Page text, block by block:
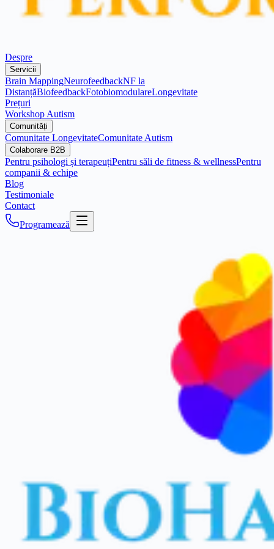
Despre
Servicii
Brain MappingNeurofeedbackNF la
DistanțăBiofeedbackFotobiomodulareLongevitate
Prețuri
Workshop Autism
Comunități
Comunitate LongevitateComunitate Autism
Colaborare B2B
Pentru psihologi și terapeuțiPentru săli de fitness & wellnessPentru
companii & echipe
Blog
Testimoniale
Contact
Programează